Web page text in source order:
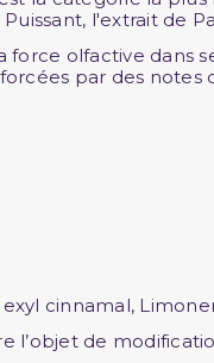
l'extrait de
force olfactive
par des
cinnamal,
l’objet de